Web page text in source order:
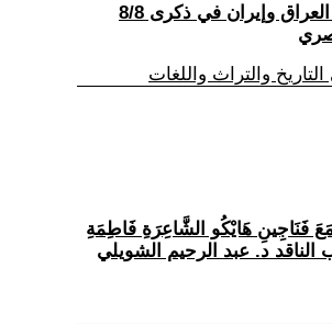
والتراث واللغات
فَنَاجِينِ هَايْكُو الشَّاعِرَةِ فَاطِمَةِ
الناقد د. عبد الرحيم الشويلي